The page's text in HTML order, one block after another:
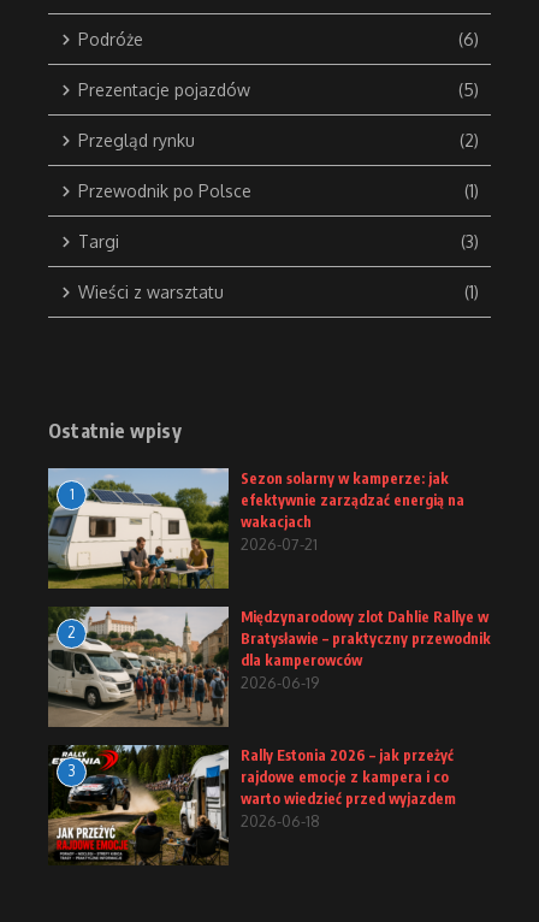
Podróże (6)
Prezentacje pojazdów (5)
Przegląd rynku (2)
Przewodnik po Polsce (1)
Targi (3)
Wieści z warsztatu (1)
Ostatnie wpisy
1
Sezon solarny w kamperze: jak
efektywnie zarządzać energią na
wakacjach
2026-07-21
2
Międzynarodowy zlot Dahlie Rallye w
Bratysławie – praktyczny przewodnik
dla kamperowców
2026-06-19
3
Rally Estonia 2026 – jak przeżyć
rajdowe emocje z kampera i co
warto wiedzieć przed wyjazdem
2026-06-18